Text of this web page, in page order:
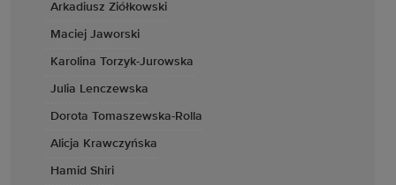
Arkadiusz Ziółkowski
Maciej Jaworski
Karolina Torzyk-Jurowska
Julia Lenczewska
Dorota Tomaszewska-Rolla
Alicja Krawczyńska
Hamid Shiri